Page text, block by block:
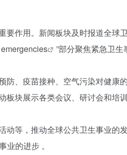
作用。新闻板块及时报道全球
emergencies
”部分聚焦紧急卫
、疫苗接种、空气污染对健
块展示各类会议、研讨会和
等，推动全球公共卫生事业
业的进步 。